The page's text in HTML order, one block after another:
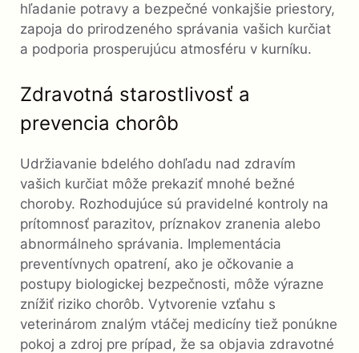
hľadanie potravy a bezpečné vonkajšie priestory,
zapoja do prirodzeného správania vašich kurčiat
a podporia prosperujúcu atmosféru v kurníku.
Zdravotná starostlivosť a
prevencia chorôb
Udržiavanie bdelého dohľadu nad zdravím
vašich kurčiat môže prekaziť mnohé bežné
choroby. Rozhodujúce sú pravidelné kontroly na
prítomnosť parazitov, príznakov zranenia alebo
abnormálneho správania. Implementácia
preventívnych opatrení, ako je očkovanie a
postupy biologickej bezpečnosti, môže výrazne
znížiť riziko chorôb. Vytvorenie vzťahu s
veterinárom znalým vtáčej medicíny tiež ponúkne
pokoj a zdroj pre prípad, že sa objavia zdravotné